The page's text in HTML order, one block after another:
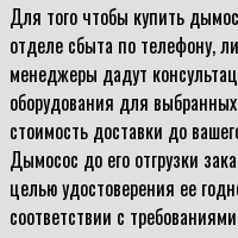
Для того чтобы купить
отделе сбыта по телефону,
менеджеры дадут
оборудования для
стоимость доставки до
Дымосос до его отгрузки
целью удостоверения ее
соответствии с